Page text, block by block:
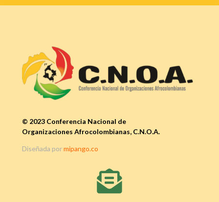
© 2023 Conferencia Nacional de
Organizaciones Afrocolombianas, C.N.O.A.
Diseñada pormipango.co
